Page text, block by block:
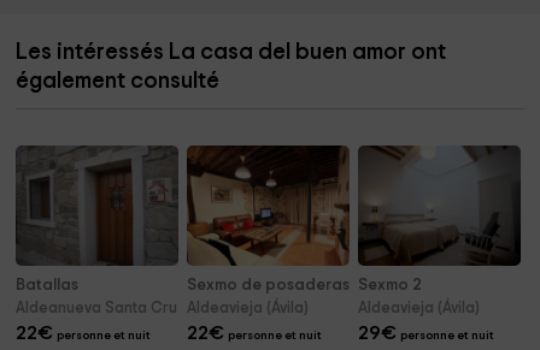
Les intéressés La casa del buen amor ont
également consulté
Batallas
Aldeanueva Santa Cruz (Ávila)
22€ personne et nuit
Sexmo de posaderas
Aldeavieja (Ávila)
22€ personne et nuit
Sexmo 2
Aldeavieja (Ávila)
29€ personne et nuit